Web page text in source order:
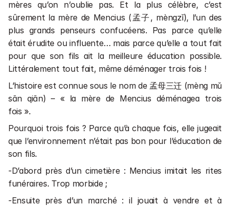
mères qu’on n’oublie pas. Et la plus célèbre, c’est
sûrement la mère de Mencius (孟子, mèngzǐ), l’un des
plus grands penseurs confucéens. Pas parce qu’elle
était érudite ou influente… mais parce qu’elle a tout fait
pour que son fils ait la meilleure éducation possible.
Littéralement tout fait, même déménager trois fois !
L’histoire est connue sous le nom de 孟母三迁 (mèng mǔ
sān qiān) – « la mère de Mencius déménagea trois
fois ».
Pourquoi trois fois ? Parce qu’à chaque fois, elle jugeait
que l’environnement n’était pas bon pour l’éducation de
son fils.
-D’abord près d’un cimetière : Mencius imitait les rites
funéraires. Trop morbide ;
-Ensuite près d’un marché : il jouait à vendre et à